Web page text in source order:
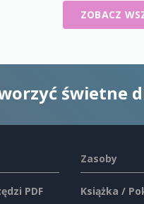
ZOBACZ
świetne
PDF
Zasoby
Książka /